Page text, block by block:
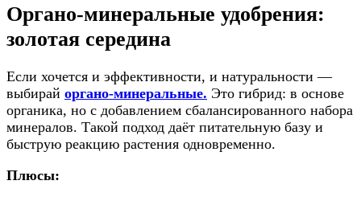
Органо-минеральные удобрения:
золотая середина
Если хочется и эффективности, и натуральности —
выбирай органо-минеральные. Это гибрид: в основе
органика, но с добавлением сбалансированного набора
минералов. Такой подход даёт питательную базу и
быструю реакцию растения одновременно.
Плюсы: